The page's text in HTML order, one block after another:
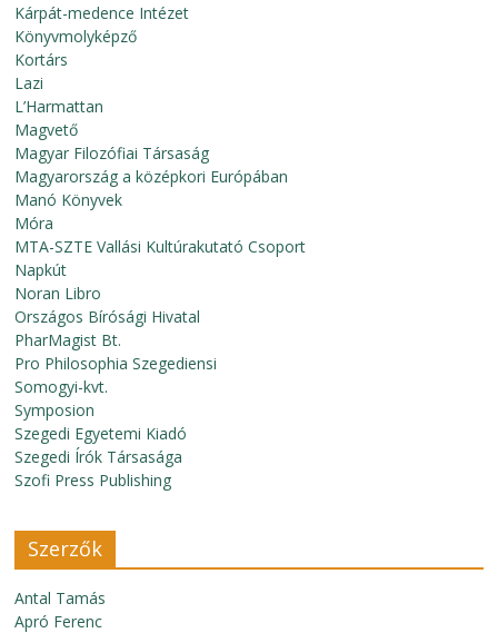
Kárpát-medence Intézet
Könyvmolyképző
Kortárs
Lazi
L’Harmattan
Magvető
Magyar Filozófiai Társaság
Magyarország a középkori Európában
Manó Könyvek
Móra
MTA-SZTE Vallási Kultúrakutató Csoport
Napkút
Noran Libro
Országos Bírósági Hivatal
PharMagist Bt.
Pro Philosophia Szegediensi
Somogyi-kvt.
Symposion
Szegedi Egyetemi Kiadó
Szegedi Írók Társasága
Szofi Press Publishing
Szerzők
Antal Tamás
Apró Ferenc